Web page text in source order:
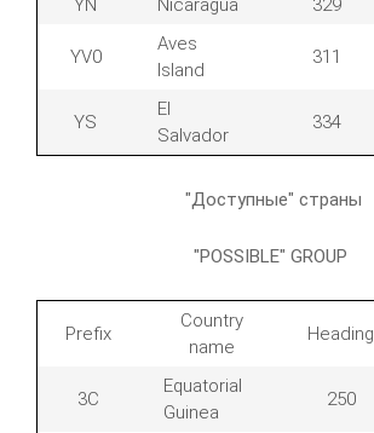
YN Nicaragua 329
YV0
Aves
Island
311
YS
El
Salvador
334
"Доступные" страны
"POSSIBLE" GROUP
Prefix
Country
name
Heading
3C
Equatorial
Guinea
250